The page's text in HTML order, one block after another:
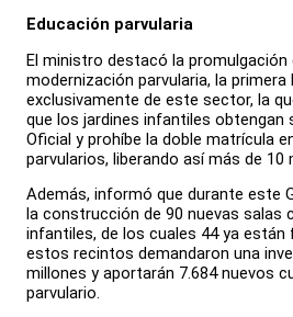
Educación parvularia
El ministro destacó la promulgación
modernización parvularia, la primera
exclusivamente de este sector, la
que los jardines infantiles obtengan
Oficial y prohíbe la doble matrícula
parvularios, liberando así más de 10
Además, informó que durante este
la construcción de 90 nuevas salas
infantiles, de los cuales 44 ya están
estos recintos demandaron una
millones y aportarán 7.684 nuevos
parvulario.